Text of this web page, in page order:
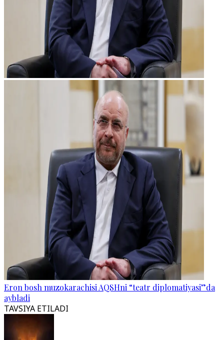
Eron bosh muzokarachisi AQSHni “teatr diplomatiyasi”da
aybladi
TAVSIYA ETILADI